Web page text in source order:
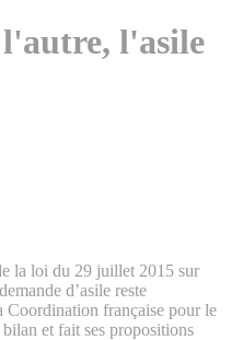
l'asile
la loi du 29 juillet 2015 sur
d’asile reste
Coordination française pour le
et fait ses propositions